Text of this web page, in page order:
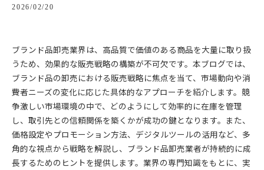
2026/02/20
ブランド品卸売業界は、高品質で価値のある商品を大量に取り扱
うため、効果的な販売戦略の構築が不可欠です。本ブログでは、
ブランド品の卸売における販売戦略に焦点を当て、市場動向や消
費者ニーズの変化に応じた具体的なアプローチを紹介します。競
争激しい市場環境の中で、どのようにして効率的に在庫を管理
し、取引先との信頼関係を築くかが成功の鍵となります。また、
価格設定やプロモーション方法、デジタルツールの活用など、多
角的な視点から戦略を解説し、ブランド品卸売業者が持続的に成
長するためのヒントを提供します。業界の専門知識をもとに、実